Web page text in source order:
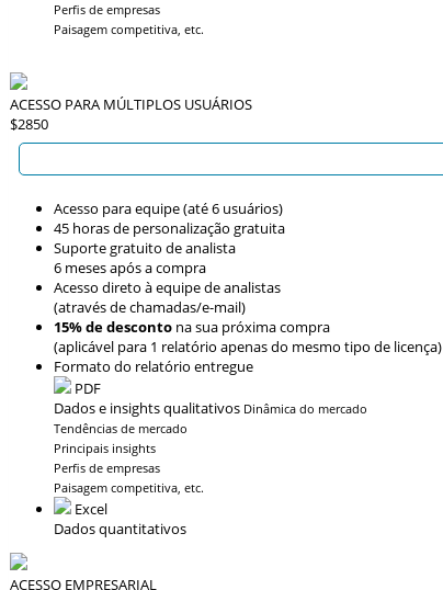
Perfis de empresas
Paisagem competitiva, etc.
ACESSO PARA MÚLTIPLOS USUÁRIOS
$2850
Acesso para equipe (até 6 usuários)
45 horas de personalização gratuita
Suporte gratuito de analista
6 meses após a compra
Acesso direto à equipe de analistas
(através de chamadas/e-mail)
15% de desconto na sua próxima compra
(aplicável para 1 relatório apenas do mesmo tipo de licença)
Formato do relatório entregue
PDF
Dados e insights qualitativos Dinâmica do mercado
Tendências de mercado
Principais insights
Perfis de empresas
Paisagem competitiva, etc.
Excel
Dados quantitativos
ACESSO EMPRESARIAL